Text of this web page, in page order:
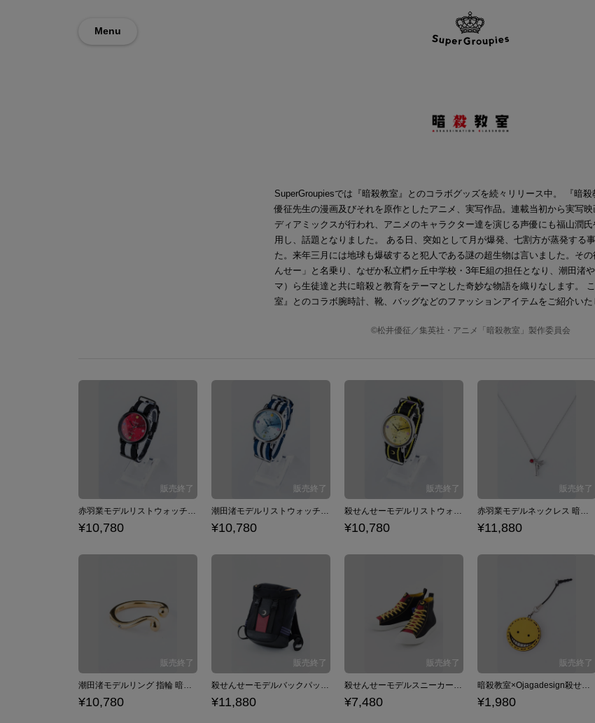
Menu
SuperGroupiesでは『暗殺教室』とのコラボグッズを続々リリース中。 『暗
優征先生の漫画及びそれを原作としたアニメ、実写作品。連載当初から実写映
ディアミックスが行われ、アニメのキャラクター達を演じる声優にも福山潤
用し、話題となりました。 ある日、突如として月が爆発、七割方が蒸発する
た。来年三月には地球も爆破すると犯人である謎の超生物は言いました。そ
んせー」と名乗り、なぜか私立椚ヶ丘中学校・3年E組の担任となり、潮田渚
マ）ら生徒達と共に暗殺と教育をテーマとした奇妙な物語を織りなします。
室』とのコラボ腕時計、靴、バッグなどのファッションアイテムをご紹介いた
©松井優征／集英社・アニメ「暗殺教室」製作委員会
赤羽業モデルリストウォッチ 腕時計 暗殺教室
¥10,780
潮田渚モデルリストウォッチ 腕時計 暗殺教室
¥10,780
殺せんせーモデルリストウォッチ 腕時計 暗殺教室
¥10,780
赤羽業モデルネックレス 暗殺教室
¥11,880
潮田渚モデルリング 指輪 暗殺教室
¥10,780
殺せんせーモデルバックパック リュック 暗殺教室
¥11,880
殺せんせーモデルスニーカー スニーカー 暗殺教室
¥7,480
暗殺教室×Ojagadesign殺せんせーイヤホンジャック ストラップ 暗殺教室
¥1,980